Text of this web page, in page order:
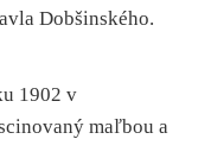
Dobšinského.
1902 v
maľbou a